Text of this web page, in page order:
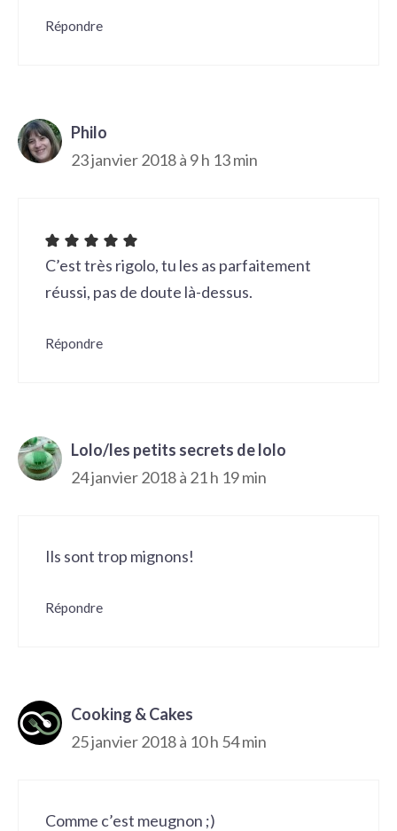
Répondre
Philo
23 janvier 2018 à 9 h 13 min
C’est très rigolo, tu les as parfaitement
réussi, pas de doute là-dessus.
Répondre
Lolo/les petits secrets de lolo
24 janvier 2018 à 21 h 19 min
Ils sont trop mignons!
Répondre
Cooking & Cakes
25 janvier 2018 à 10 h 54 min
Comme c’est meugnon ;)